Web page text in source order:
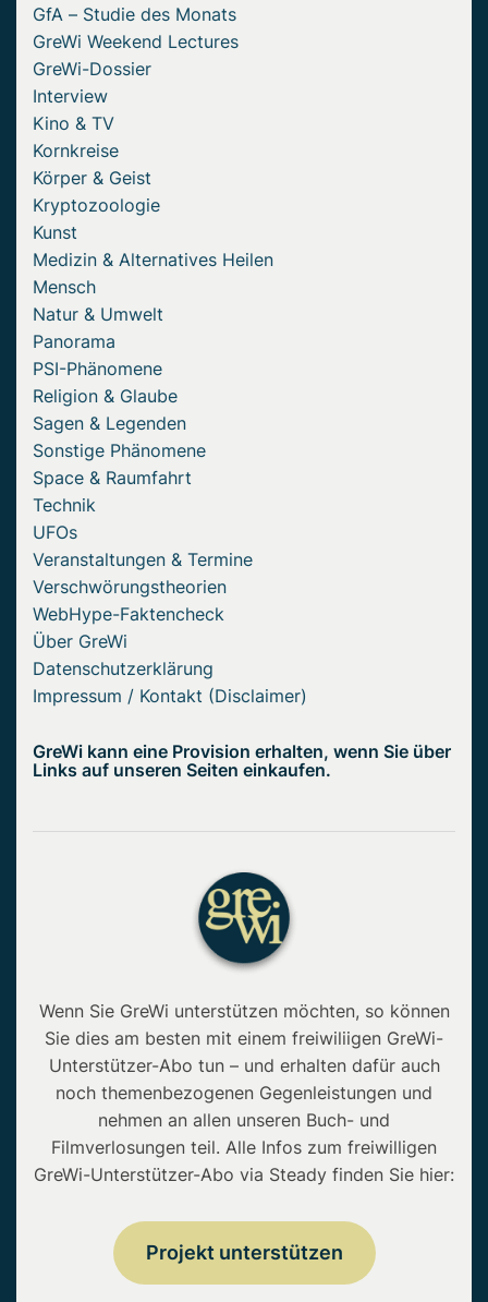
GfA – Studie des Monats
GreWi Weekend Lectures
GreWi-Dossier
Interview
Kino & TV
Kornkreise
Körper & Geist
Kryptozoologie
Kunst
Medizin & Alternatives Heilen
Mensch
Natur & Umwelt
Panorama
PSI-Phänomene
Religion & Glaube
Sagen & Legenden
Sonstige Phänomene
Space & Raumfahrt
Technik
UFOs
Veranstaltungen & Termine
Verschwörungstheorien
WebHype-Faktencheck
Über GreWi
Datenschutzerklärung
Impressum / Kontakt (Disclaimer)
GreWi kann eine Provision erhalten, wenn Sie über
Links auf unseren Seiten einkaufen.
Wenn Sie GreWi unterstützen möchten, so können
Sie dies am besten mit einem freiwiliigen GreWi-
Unterstützer-Abo tun – und erhalten dafür auch
noch themenbezogenen Gegenleistungen und
nehmen an allen unseren Buch- und
Filmverlosungen teil. Alle Infos zum freiwilligen
GreWi-Unterstützer-Abo via Steady finden Sie hier:
Projekt unterstützen